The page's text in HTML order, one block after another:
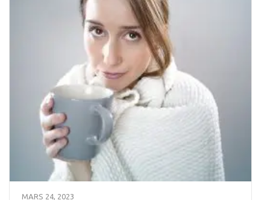
MARS 24, 2023